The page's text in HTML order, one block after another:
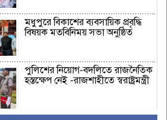
মধুপুরে বিকাশের ব্যবসায়িক প্রবৃদ্ধি
বিষয়ক মতবিনিময় সভা অনুষ্ঠিত
পুলিশের নিয়োগ-বদলিতে রাজনৈতিক
হস্তক্ষেপ নেই -রাজশাহীতে স্বরাষ্ট্রমন্ত্রী